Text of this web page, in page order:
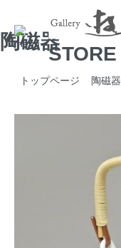
STORE
陶磁器
トップページ 陶磁器